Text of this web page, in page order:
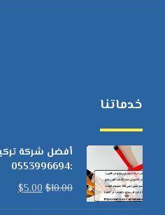
خدماتنا
أفضل شركة
:0553996694
$10.00
$5.00